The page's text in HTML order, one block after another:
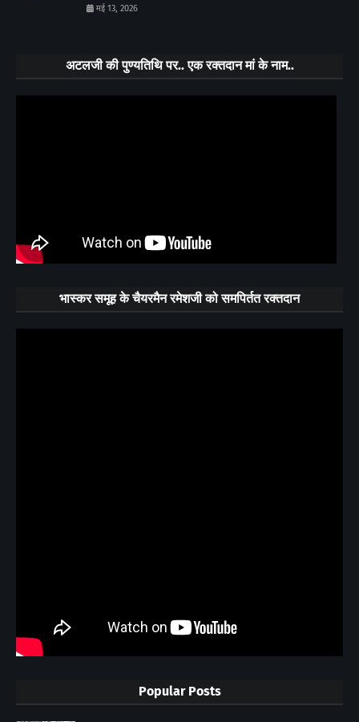
मई 13, 2026
अटलजी की पुण्यतिथि पर.. एक रक्तदान मां के नाम..
भास्कर समूह के चैयरमैन रमेशजी को समपिर्तत रक्तदान
Popular Posts